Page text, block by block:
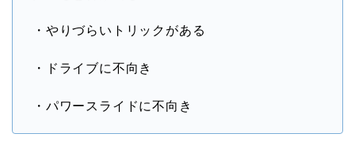
・やりづらいトリックがある
・ドライブに不向き
・パワースライドに不向き